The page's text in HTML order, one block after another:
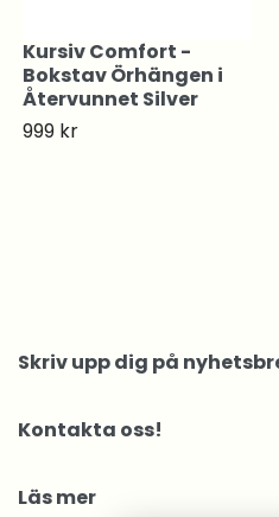
Kursiv Comfort -
Bokstav Örhängen i
Återvunnet Silver
999 kr
Skriv upp dig på
Kontakta oss!
Läs mer